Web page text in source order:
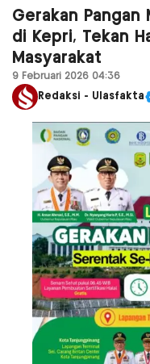
Gerakan Pangan
di Kepri, Tekan
Masyarakat
9 Februari 2026 04:36
Redaksi - Ulasfakta